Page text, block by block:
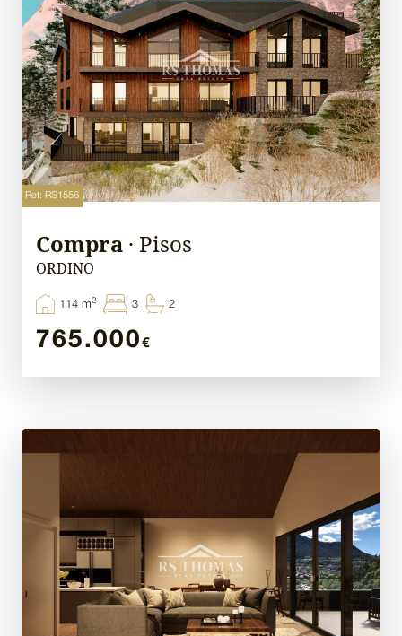
Ref: RS1556
Compra · Pisos
ORDINO
114 m2 3 2
765.000 €